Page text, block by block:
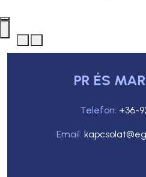
PR ÉS
Telefon: +36-
Email: